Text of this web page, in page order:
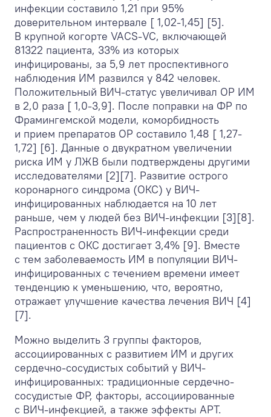
инфекции составило 1,21 при 95%
доверительном интервале [ 1,02-1,45] [5].
В крупной когорте VACS-VC, включающей
81322 пациента, 33% из которых
инфицированы, за 5,9 лет проспективного
наблюдения ИМ развился у 842 человек.
Положительный ВИЧ-статус увеличивал ОР ИМ
в 2,0 раза [ 1,0-3,9]. После поправки на ФР по
Фрамингемской модели, коморбидность
и прием препаратов ОР составило 1,48 [ 1,27-
1,72] [6]. Данные о двукратном увеличении
риска ИМ у ЛЖВ были подтверждены другими
исследователями [2][7]. Развитие острого
коронарного синдрома (ОКС) у ВИЧ-
инфицированных наблюдается на 10 лет
раньше, чем у людей без ВИЧ-инфекции [3][8].
Распространенность ВИЧ-инфекции среди
пациентов с ОКС достигает 3,4% [9]. Вместе
с тем заболеваемость ИМ в популяции ВИЧ-
инфицированных с течением времени имеет
тенденцию к уменьшению, что, вероятно,
отражает улучшение качества лечения ВИЧ [4]
[7].
Можно выделить 3 группы факторов,
ассоциированных с развитием ИМ и других
сердечно-сосудистых событий у ВИЧ-
инфицированных: традиционные сердечно-
сосудистые ФР, факторы, ассоциированные
с ВИЧ-инфекцией, а также эффекты АРТ.